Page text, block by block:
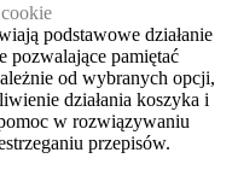
podstawowe działanie
pozwalające pamiętać
od wybranych opcji,
działania koszyka i
w rozwiązywaniu
przepisów.